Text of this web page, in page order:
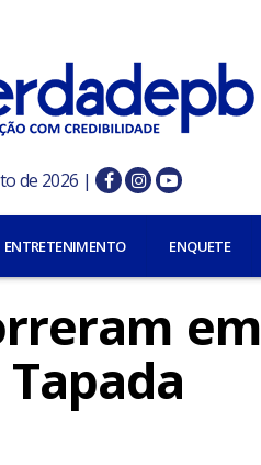
de 2026 |
ENTRETENIMENTO ENQUETE
em